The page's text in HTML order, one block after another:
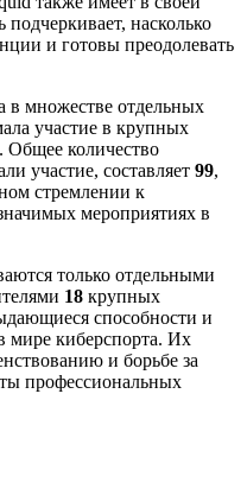
насколько
и готовы преодолевать
в множестве отдельных
участие в крупных
Общее количество
участие, составляет 99,
стремлении к
мероприятиях в
только отдельными
18 крупных
способности и
мире киберспорта. Их
и борьбе за
профессиональных